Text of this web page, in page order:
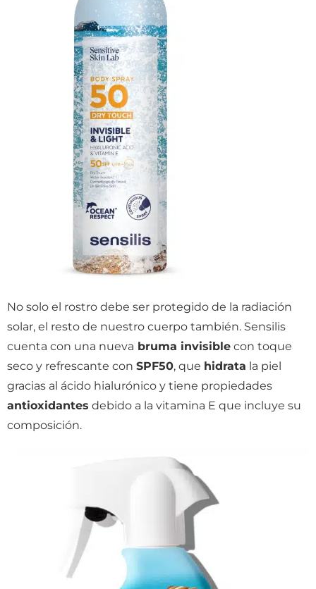
No solo el rostro debe ser protegido de la radiación
solar, el resto de nuestro cuerpo también. Sensilis
cuenta con una nueva bruma invisible con toque
seco y refrescante con SPF50, que hidrata la piel
gracias al ácido hialurónico y tiene propiedades
antioxidantes debido a la vitamina E que incluye su
composición.